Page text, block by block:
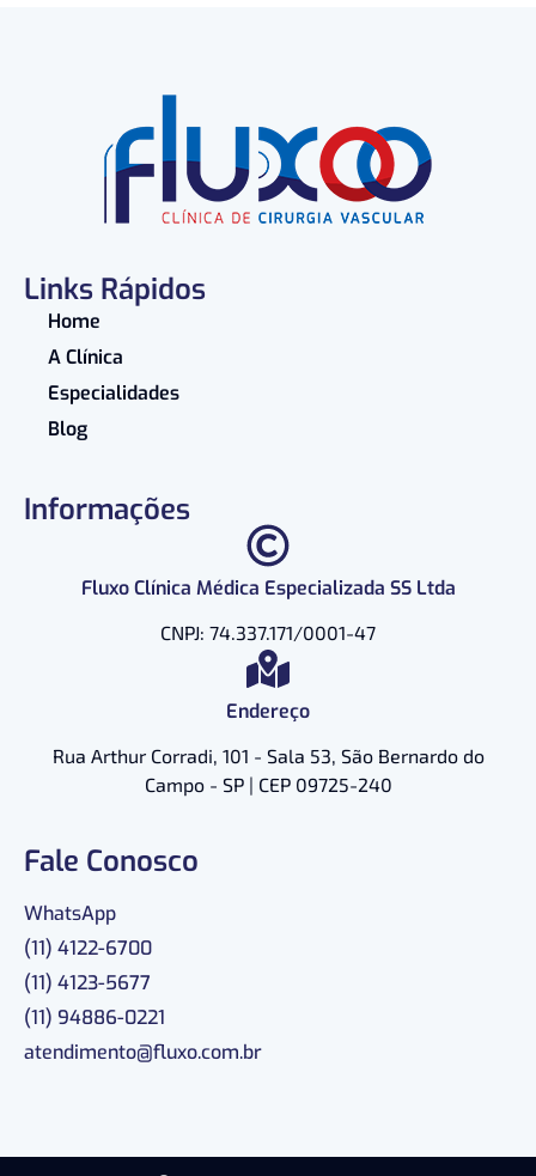
Links Rápidos
Home
A Clínica
Especialidades
Blog
Informações
Fluxo Clínica Médica Especializada SS Ltda
CNPJ: 74.337.171/0001-47
Endereço
Rua Arthur Corradi, 101 - Sala 53, São Bernardo do
Campo - SP | CEP 09725-240
Fale Conosco
WhatsApp
(11) 4122-6700
(11) 4123-5677
(11) 94886-0221
atendimento@fluxo.com.br